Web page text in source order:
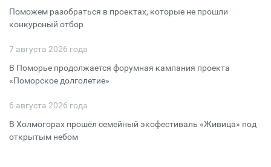
Поможем разобраться в проектах, которые не прошли
конкурсный отбор
7 августа 2026 года
В Поморье продолжается форумная кампания проекта
«Поморское долголетие»
6 августа 2026 года
В Холмогорах прошёл семейный экофестиваль «Живица» под
открытым небом